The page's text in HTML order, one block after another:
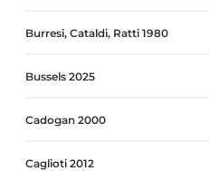
Burresi, Cataldi, Ratti 1980
Bussels 2025
Cadogan 2000
Caglioti 2012